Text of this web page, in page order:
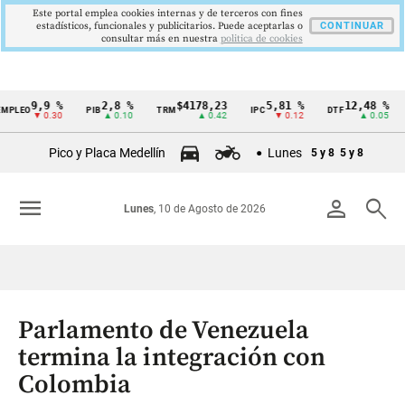
Cintillo
Colombia
9,9 %
▼ 0.30
PIB 2,8 %
▲ 0.10
TRM $4178,23
▲ 0.42
IPC 5,81 %
▼ 0.12
DTF 12,48 %
▲ 0.05
UVR
Pico y Placa Medellín Lunes 5 y 8 5 y 8
person search
Lunes, 10 de Agosto de 2026
menu
Parlamento de Venezuela
termina la integración con
Colombia
Este portal emplea cookies internas y de terceros con fines
estadísticos, funcionales y publicitarios. Puede aceptarlas o
consultar más en nuestra politica de cookies
CONTINUAR